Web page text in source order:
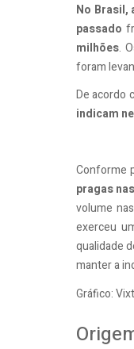
No Brasil,
passado
milhões.
foram
De acordo
indicam
Conforme
pragas
volume
exerceu
qualidade
manter a
Gráfico: